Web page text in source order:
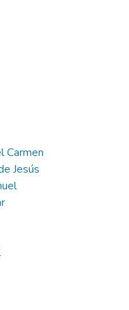
Carmen
Jesús